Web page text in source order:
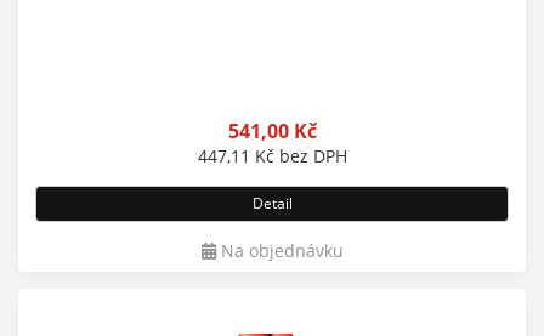
541,00 Kč
447,11 Kč bez DPH
Detail
Na objednávku